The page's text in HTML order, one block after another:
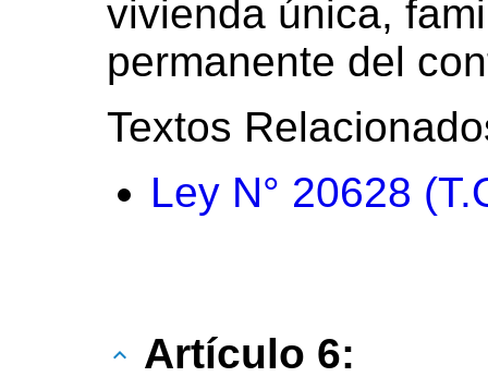
vivienda única,
permanente del
Textos
Ley N° 20628
Artículo 6: